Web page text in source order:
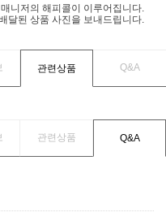
니저의 해피콜이 이루어집니다.
달된 상품 사진을 보내드립니다.
관련상품 Q&A
관련상품 Q&A